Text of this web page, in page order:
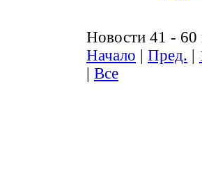
Новости 41 - 60
Начало
Пред.
Все